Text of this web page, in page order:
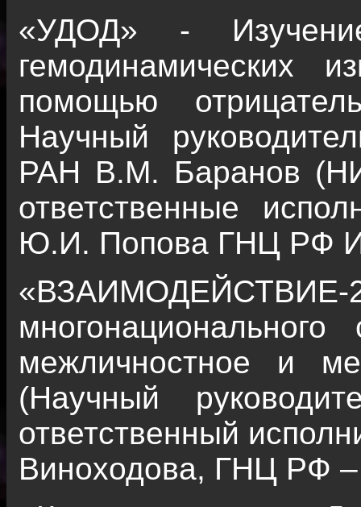
«УДОД» -
гемодинамических
помощью
Научный
РАН В.М. Баранов
ответственные
Ю.И. Попова ГНЦ РФ
межличностное и
(Научный
ответственный
Виноходова, ГНЦ РФ